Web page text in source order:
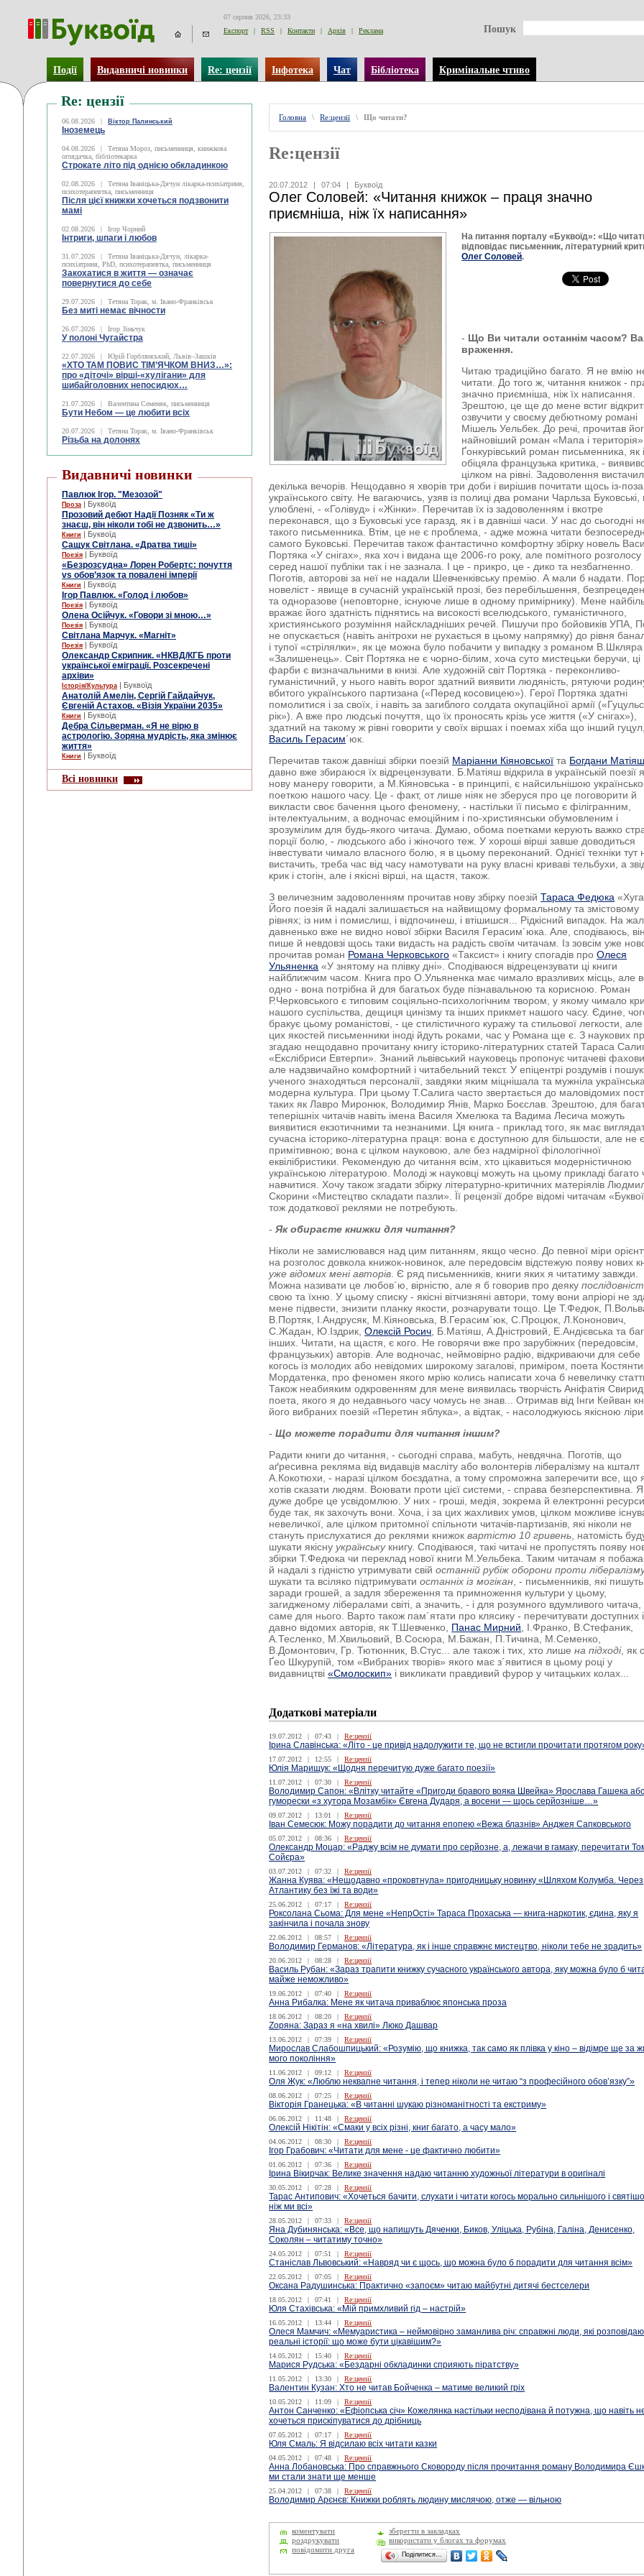
07 серпня 2026, 23:33
Експорт
| RSS | Контакти | Архів | Реклама Пошук
Події Видавничі новинки Re: цензії Інфотека Чат Бібліотека Кримінальне чтиво
Re: цензії
06.08.2026 | Віктор Палинський
Іноземець
04.08.2026 |
Тетяна Мороз, письменниця, книжкова
оглядачка, бібліотекарка
Строкате літо під однією обкладинкою
02.08.2026 |
Тетяна Іваніцька-Дячун лікарка-психіатриня,
психотерапевтка, письменниця
Після цієї книжки хочеться подзвонити
мамі
02.08.2026 | Ігор Чорний
Інтриги, шпаги і любов
31.07.2026 |
Тетяна Іваніцька-Дячун, лікарка-
психіатриня, PhD, психотерапевтка, письменниця
Закохатися в життя — означає
повернутися до себе
29.07.2026 | Тетяна Торак, м. Івано-Франківськ
Без миті немає вічности
26.07.2026 | Ігор Зіньчук
У полоні Чугайстра
22.07.2026 | Юрій Горблянський, Львів–Зашків
«ХТО ТАМ ПОВИС ТІМ’ЯЧКОМ ВНИЗ…»:
про «діточі» вірші-«хулігани» для
шибайголовних непосидюх…
21.07.2026 | Валентина Семеняк, письменниця
Бути Небом ― це любити всіх
20.07.2026 | Тетяна Торак, м. Івано-Франківськ
Різьба на долонях
Видавничі новинки
Павлюк Ігор. "Мезозой"
Проза | Буквоїд
Прозовий дебют Надії Позняк «Ти ж
знаєш, він ніколи тобі не дзвонить…»
Книги | Буквоїд
Сащук Світлана. «Дратва тиші»
Поезія | Буквоїд
«Безрозсудна» Лорен Робертс: почуття
vs обов’язок та повалені імперії
Книги | Буквоїд
Ігор Павлюк. «Голод і любов»
Поезія | Буквоїд
Олена Осійчук. «Говори зі мною…»
Поезія | Буквоїд
Світлана Марчук. «Магніт»
Поезія | Буквоїд
Олександр Скрипник. «НКВД/КГБ проти
української еміграції. Розсекречені
архіви»
Історія/Культура | Буквоїд
Анатолій Амелін, Сергій Гайдайчук,
Євгеній Астахов. «Візія України 2035»
Книги | Буквоїд
Дебра Сільверман. «Я не вірю в
астрологію. Зоряна мудрість, яка змінює
життя»
Книги | Буквоїд
Всі новинки
Головна \ Re:цензії \ Що читати?
Re:цензії
20.07.2012 | 07:04 | Буквоїд
Олег Соловей: «Читання книжок – праця значно
приємніша, ніж їх написання»
На питання порталу «Буквоїд»: «Що
відповідає письменник, літературний
Олег Соловей.
- Що Ви читали останнім часом?
враження.
Читаю традиційно багато. Я не вмію
читати. До того ж, читання книжок -
значно приємніша, ніж їх написання.
Зрештою, це ще до мене встиг
озвучити у своєму дебютному романі
Мішель Уельбек. До речі, прочитав
найновіший роман «Мапа і територія».
Ґонкурівський роман письменника, як і
обіцяла французька критика, -
цілком на рівні. Задоволення
декілька вечорів. Нещодавно я хворів три доби і вирішив почитати щось із-
українського світу. Не вагаючись, узяв із полиці два романи Чарльза Буковські,
улюблені, - «Голівуд» і «Жінки». Перечитав їх із задоволенням і вкотре
переконався, що з Буковські усе гаразд, як і в давніші часи. У нас до сьогодні
такого письменника. Втім, це не є проблема, - адже можна читати
самого Буковські. Перечитав також фантастично комфортну збірку новель
Портяка «У снігах», яка хоч і видана ще 2006-го року, але помітного розголосу
серед нашої публіки так і не зазнала. І це - прикро, це - дико та незбагненно.
Поготів, авторові за неї не надали Шевченківську премію. А мали б надати.
новеліст - явище в сучасній українській прозі, без перебільшення,
та одноразове (неповторне, існуюче лише в одному примірнику). Мене
вражає його здатність піднятись на високості вселюдського, гуманістичного,
християнського розуміння найскладніших речей. Пишучи про бойовиків УПА,
не опускається (навіть анітрохи не рухається в цьому напрямку) до рівня
і тупої «стрілялки», як це можна було побачити у випадку з романом В.Шкляра
«Залишенець». Світ Портяка не є чорно-білим, хоча суто мистецьки беручи, ці
фарби є визначальними в книзі. Але художній світ Портяка - переконливо-
гуманістичний, у нього навіть ворог здатний виявити людяність, рятуючи
вбитого українського партизана («Перед косовицею»). Герої Портяка здатні
помолитися і за своїх, і навіть за загиблого солдата окупаційної армії
рік»). А вже про людські почуття, що їх проносять крізь усе життя («У снігах»),
здатний на такому ж рівні говорити у своїх віршах і поемах хіба що інший гуцул,
Василь Герасим´юк.
Перечитав також давніші збірки поезій Маріанни Кіяновської та Богдани Матіяш
давно вже збираюся їх відрецензувати. Б.Матіяш відкрила в українській поезії
нову манеру говорити, а М.Кіяновська - в принципі, є найсильнішою
поеткою нашого часу. Це - факт, от лише ніяк не зберуся про це поговорити й
викласти своє бачення цього феномену, - настільки її письмо є філігранним,
інтелектуальним, а водночас емоційним і по-християнськи обумовленим і
зрозумілим для будь-якого читача. Думаю, обома поетками керують важко
порції болю, - людського або і жіночого теж. У хороші вірші завше доводиться
інвестувати чимало власного болю, я в цьому переконаний. Однієї техніки тут
вистачить, треба час від часу намотувати на руку власні криваві тельбухи, а
крик і стогін, але і якісні вірші, на щастя, також.
З величезним задоволенням прочитав нову збірку поезійТараса Федюка
Його поезія й надалі залишається на найвищому формальному та змістовому
рівнях; із ним і помислиш, і відпочинеш, і втішишся... Рідкісний випадок. На
давненько вже не видно нової збірки Василя Герасим´юка. Але, сподіваюсь, він
пише й невдовзі щось таки видасть на радість своїм читачам. Із зовсім уже
прочитав роман Романа Черковського «Таксист» і книгу спогадів проОлеся
Ульяненка «У знятому на плівку дні». Сподіваюся відрецензувати ці книги
найближчим часом. Книга про О.Ульяненка має чимало вразливих місць, але
одно - вона потрібна й для багатьох буде пізнавальною та корисною. Роман
Р.Черковського є типовим соціяльно-психологічним твором, у якому чимало
нашого суспільства, дещиця цинізму та інших прикмет нашого часу. Єдине,
бракує цьому романістові, - це стилістичного куражу та стильової легкости,
цих якостей письменники іноді йдуть роками, час у Романа ще є. З наукових
згадаю нещодавно прочитану книгу історико-літературних статей Тараса
«Екслібриси Евтерпи». Знаний львівський науковець пропонує читачеві
але надзвичайно комфортний і читабельний текст. У епіцентрі роздумів і
ученого знаходяться персоналії, завдяки яким міцнішала та мужніла українська
модерна культура. При цьому Т.Салига часто звертається до маловідомих
таких як Лавро Миронюк, Володимир Янів, Марко Боєслав. Зрештою, для
теперішніх читачів навіть імена Василя Хмелюка та Вадима Лесича можуть
виявитися екзотичними та незнаними. Ця книга - приклад того, як має
сучасна історико-літературна праця: вона є доступною для більшости, але не є
примітивною; вона є цілком науковою, але без надмірної філологічної
еквілібристики. Рекомендую до читання всім, хто цікавиться модерністичною
українською літературою. Молоді ж науковці можуть на цьому прикладі багато
навчитися. Хочу також згадати збірку літературно-критичних матеріялів
Скорини «Мистецтво складати пазли». Її рецензії добре відомі читачам
тож додаткової реклями не потребують.
- Як обираєте книжки для читання?
Ніколи не замислювався над цим питанням, якщо чесно. До певної міри
на розголос довкола книжок-новинок, але передовсім відстежую появу нових
уже відомих мені авторів . Є ряд письменників, книги яких я читатиму завжди.
Можна називати це любов´ю, вірністю, але я б говорив про деяку
свою та їхню. У цьому списку - якісні вітчизняні автори, тому вони апріорі не
мене підвести, знизити планку якости, розчарувати тощо. Це Т.Федюк,
В.Портяк, І.Андрусяк, М.Кіяновська, В.Герасим´юк, С.Процюк, Л.Кононович,
С.Жадан, Ю.Іздрик,Олексій Росич , Б.Матіяш, А.Дністровий, Е.Андієвська та
інших. Читати, на щастя, є кого. Не говорячи вже про зарубіжних (передовсім,
французьких) авторів. Але водночас, неймовірно радію, відкриваючи для себе
когось із молодих або невідомих широкому загалові, приміром, поета
Мордатенка, про феномен якого мрію колись написати хоча б невеличку
Також неабияким одкровенням для мене виявилась творчість Аніфатія
поета, якого я до недавнього часу чомусь не знав... Отримав від Інги Кейван
його вибраних поезій «Перетин яблука», а відтак, - насолоджуюсь якісною
-Що можете порадити для читання іншим?
Радити книги до читання, - сьогодні справа, мабуть, невдячна. Поготів, що
аґресивна рекляма від видавців масліту або волонтерів лібералізму на кшталт
А.Кокотюхи, - наразі цілком боєздатна, а тому спроможна заперечити все, що
хотів сказати людям. Воювати проти цієї системи, - справа безперспективна. Я
дуже добре це усвідомлюю. У них - гроші, медія, зокрема й електронні
буде так, як захочуть вони. Хоча, і за цих жахливих умов, цілком можливе
невеличкої, але цілком притомної спільноти читачів-партизанів, які ніколи не
стануть прислухатися до реклями книжоквартістю 10 гривень , натомість
шукати якісну українськукнигу. Сподіваюся, такі читачі не пропустять появу
збірки Т.Федюка чи переклад нової книги М.Уельбека. Таким читачам я
й надалі з гідністю утримувати свійостанній рубіж оборони проти
шукати та всіляко підтримуватиостанніх із могікан , - письменників, які
заради грошей, а задля збереження та примноження культури у цьому,
загидженому лібералами світі, а значить, - і для розумного вдумливого читача,
саме для нього. Варто також пам´ятати про клясику - перечитувати доступних і
давно відомих авторів, як Т.Шевченко, Панас Мирний , І.Франко, В.Стефаник,
А.Тесленко, М.Хвильовий, В.Сосюра, М.Бажан, П.Тичина, М.Семенко,
В.Домонтович, Гр. Тютюнник, В.Стус... але також і тих, хто лишена підході, як
Ґео Шкурупій, том «Вибраних творів» якого має з´явитися в цьому році у
видавництві«Смолоскип» і викликати правдивий фурор у читацьких колах...
Додаткові матеріали
19.07.2012 | 07:43 | Re:цензії
Ірина Славінська: «Літо - це привід надолужити те, що не встигли прочитати протягом
17.07.2012 | 12:55 | Re:цензії
Юлія Марищук: «Щодня перечитую дуже багато поезії»
11.07.2012 | 07:30 | Re:цензії
Володимир Сапон: «Влітку читайте «Пригоди бравого вояка Швейка» Ярослава Гашека
гуморески «з хутора Мозамбік» Євгена Дударя, а восени — щось серйозніше…»
09.07.2012 | 13:01 | Re:цензії
Іван Семесюк: Можу порадити до читання епопею «Вежа блазнів» Анджея Сапковського
05.07.2012 | 08:36 | Re:цензії
Олександр Моцар: «Раджу всім не думати про серйозне, а, лежачи в гамаку, перечитати
Сойєра»
03.07.2012 | 07:32 | Re:цензії
Жанна Куява: «Нещодавно «проковтнула» пригодницьку новинку «Шляхом Колумба. Через
Атлантику без їжі та води»
25.06.2012 | 07:17 | Re:цензії
Роксолана Сьома: Для мене «НепрОсті» Тараса Прохаська — книга-наркотик, єдина, яку я
закінчила і почала знову
22.06.2012 | 08:57 | Re:цензії
Володимир Германов: «Література, як і інше справжнє мистецтво, ніколи тебе не зрадить»
20.06.2012 | 08:28 | Re:цензії
Василь Рубан: «Зараз трапити книжку сучасного українського автора, яку можна було б
майже неможливо»
19.06.2012 | 07:40 | Re:цензії
Анна Рибалка: Мене як читача приваблює японська проза
18.06.2012 | 08:20 | Re:цензії
Zоряна: Зараз я «на хвилі» Люко Дашвар
13.06.2012 | 07:39 | Re:цензії
Мирослав Слабошпицький: «Розумію, що книжка, так само як плівка у кіно – відімре ще за
мого покоління»
11.06.2012 | 09:12 | Re:цензії
Оля Жук: «Люблю неквапне читання, і тепер ніколи не читаю “з професійного обов’язку”»
08.06.2012 | 07:25 | Re:цензії
Вікторія Гранецька: «В читанні шукаю різноманітності та екстриму»
06.06.2012 | 11:48 | Re:цензії
Олексій Нікітін: «Смаки у всіх різні, книг багато, а часу мало»
04.06.2012 | 08:30 | Re:цензії
Ігор Грабович: «Читати для мене - це фактично любити»
01.06.2012 | 07:36 | Re:цензії
Ірина Вікирчак: Велике значення надаю читанню художньої літератури в оригіналі
30.05.2012 | 07:28 | Re:цензії
Тарас Антипович: «Хочеться бачити, слухати і читати когось морально сильнішого і
ніж ми всі»
28.05.2012 | 07:33 | Re:цензії
Яна Дубинянська: «Все, що напишуть Дяченки, Биков, Уліцька, Рубіна, Галіна, Денисенко,
Соколян – читатиму точно»
24.05.2012 | 07:51 | Re:цензії
Станіслав Львовський: «Навряд чи є щось, що можна було б порадити для читання всім»
22.05.2012 | 07:05 | Re:цензії
Оксана Радушинська: Практично «запоєм» читаю майбутні дитячі бестселери
18.05.2012 | 07:41 | Re:цензії
Юля Стахівська: «Мій примхливий гід – настрій»
16.05.2012 | 13:44 | Re:цензії
Олеся Мамчич: «Мемуаристика – неймовірно заманлива річ: справжні люди, які
реальні історії: що може бути цікавішим?»
14.05.2012 | 15:40 | Re:цензії
Марися Рудська: «Бездарні обкладинки сприяють піратству»
11.05.2012 | 13:30 | Re:цензії
Валентин Кузан: Хто не читав Бойченка – матиме великий гріх
10.05.2012 | 11:09 | Re:цензії
Антон Санченко: «Ефіопська січ» Кожелянка настільки несподівана й потужна, що навіть
хочеться прискіпуватися до дрібниць
07.05.2012 | 07:17 | Re:цензії
Юля Смаль: Я відсилаю всіх читати казки
04.05.2012 | 07:48 | Re:цензії
Анна Лобановська: Про справжнього Сковороду після прочитання роману Володимира
ми стали знати ще менше
25.04.2012 | 07:38 | Re:цензії
Володимир Арєнєв: Книжки роблять людину мислячою, отже — вільною
коментувати
зберегти в закладках
роздрукувати
використати у блогах та форумах
повідомити друга
Поділитися…